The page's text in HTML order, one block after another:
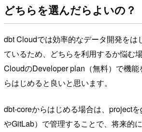
どちらを選んだらよいの？
dbt Cloudでは効率的なデータ開発をは
ているため、どちらを利用するか悩む
CloudのDeveloper plan（無料）で機
らはじめると良いと思います。
dbt-coreからはじめる場合は、project
やGitLab）で管理することで、将来的